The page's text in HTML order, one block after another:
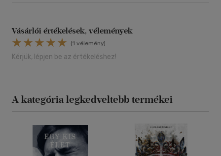
Vásárlói értékelések, vélemények
(1 vélemény)
Kérjük, lépjen be az értékeléshez!
A kategória legkedveltebb termékei